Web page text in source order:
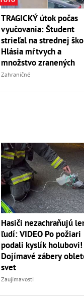
TRAGICKÝ útok počas
vyučovania: Študent
strieľal na strednej
Hlásia mŕtvych a
množstvo zranených
Zahraničné
Hasiči nezachraňujú
ľudí: VIDEO Po požiari
podali kyslík holubovi!
Dojímavé zábery
svet
Zaujímavosti